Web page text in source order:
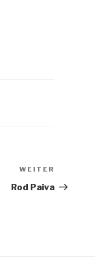
Beitrag
WEITER
Rod Paiva